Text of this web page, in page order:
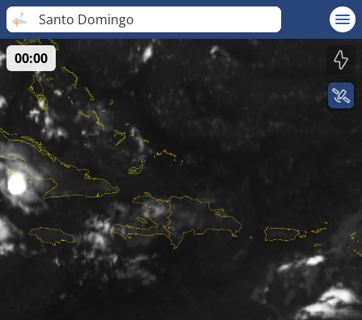
Santo Domingo
00:00